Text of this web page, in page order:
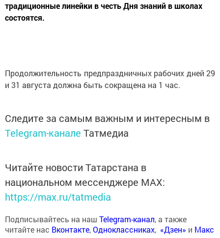
традиционные линейки в честь Дня знаний в школах
состоятся.
Продолжительность предпраздничных рабочих дней 29
и 31 августа должна быть сокращена на 1 час.
Следите за самым важным и интересным в
Telegram-канале Татмедиа
Читайте новости Татарстана в
национальном мессенджере MАХ:
https://max.ru/tatmedia
Подписывайтесь на наш Telegram-канал, а также
читайте нас Вконтакте,Одноклассниках, «Дзен» и Макс